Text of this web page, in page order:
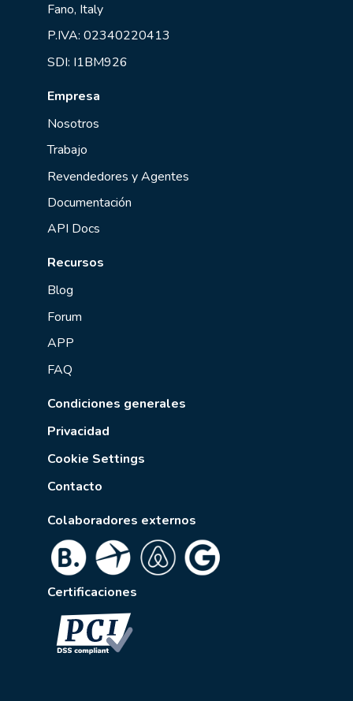
Fano, Italy
P.IVA: 02340220413
SDI: I1BM926
Empresa
Nosotros
Trabajo
Revendedores y Agentes
Documentación
API Docs
Recursos
Blog
Forum
APP
FAQ
Condiciones generales
Privacidad
Cookie Settings
Contacto
Colaboradores externos
Certificaciones